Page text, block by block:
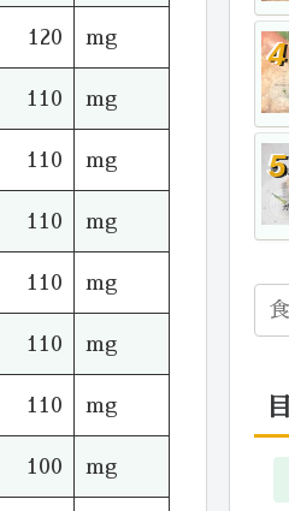
120 mg
110 mg
110 mg
110 mg
110 mg
110 mg
110 mg
100 mg